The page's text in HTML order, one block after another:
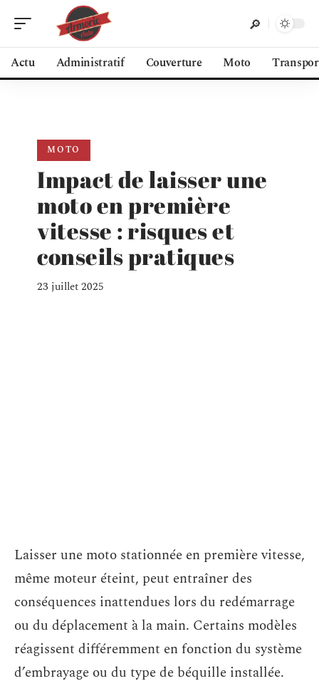
Actu Administratif Couverture Moto
MOTO
Impact de laisser une
moto en première
vitesse : risques et
conseils pratiques
23 juillet 2025
Laisser une moto stationnée en première vitesse,
même moteur éteint, peut entraîner des
conséquences inattendues lors du redémarrage
ou du déplacement à la main. Certains modèles
réagissent différemment en fonction du système
d’embrayage ou du type de béquille installée.